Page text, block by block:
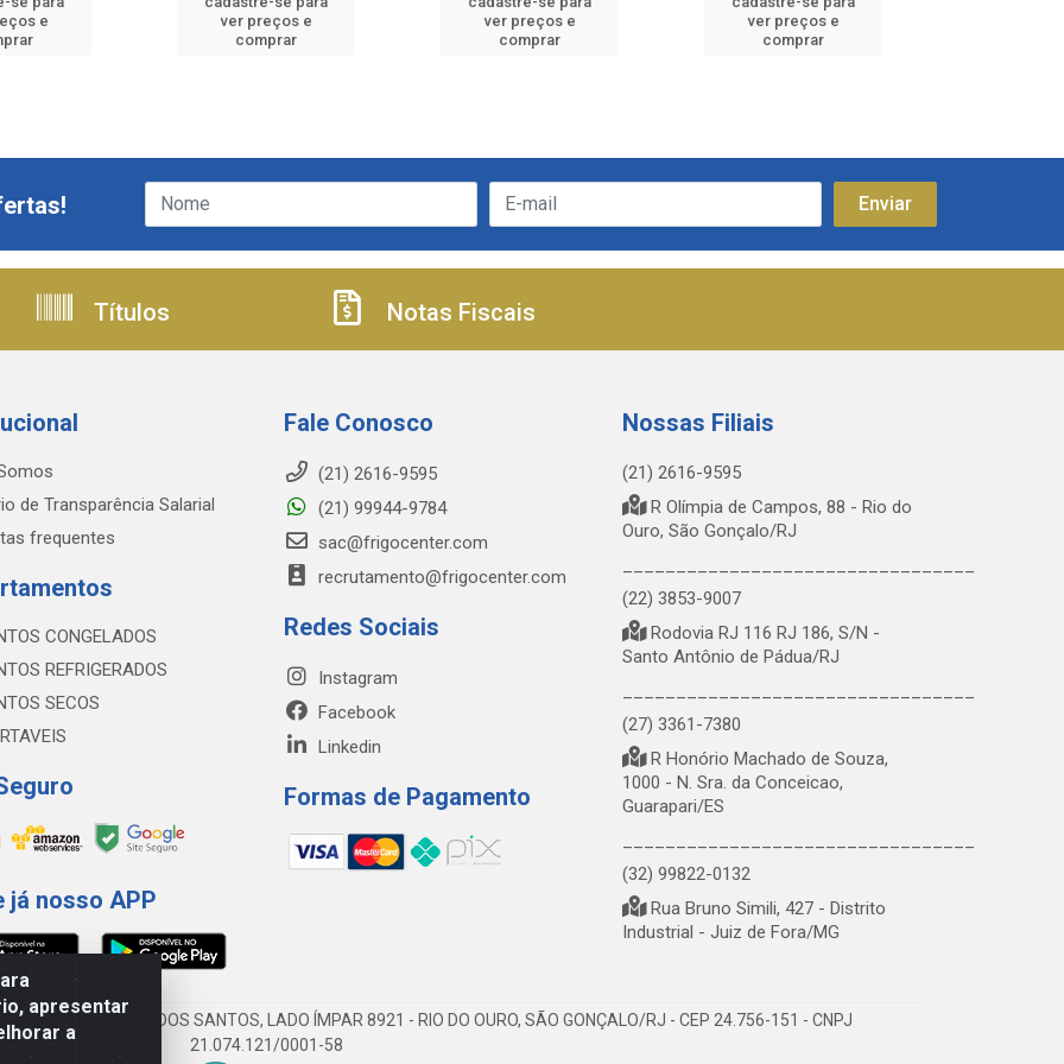
e
ver preços e
comprar
ver preços e
comprar
ver preços e
comprar
apresentar
a
Títulos Notas Fiscais
de Transparência Salarial
frequentes
CONGELADOS
REFRIGERADOS
SECOS
já nosso APP
Fale Conosco
(21) 2616-9595
(21) 99944-9784
sac@frigocenter.com
recrutamento@frigocenter.com
Redes Sociais
Instagram
Facebook
Linkedin
Formas de Pagamento
Nossas Filiais
(21) 2616-9595
R Olímpia de Campos, 88 - Rio do
Ouro, São Gonçalo/RJ
(22) 3853-9007
Rodovia RJ 116 RJ 186, S/N -
Santo Antônio de Pádua/RJ
(27) 3361-7380
R Honório Machado de Souza,
1000 - N. Sra. da Conceicao,
Guarapari/ES
(32) 99822-0132
Rua Bruno Simili, 427 - Distrito
Industrial - Juiz de Fora/MG
AV DA ABDIAS JOSÉ DOS SANTOS, LADO ÍMPAR 8921 - RIO DO OURO, SÃO GONÇALO/RJ - CEP 24.756-151 - CNPJ
21.074.121/0001-58